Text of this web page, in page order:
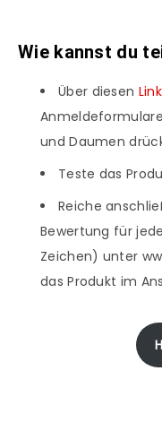
Wie kannst du
Über diesen Link
und Daumen
Teste das
Reiche
Bewertung für
Zeichen) unter
das Produkt im